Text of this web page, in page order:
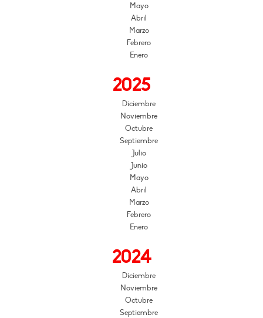
Mayo
Abril
Marzo
Febrero
Enero
2025
Diciembre
Noviembre
Octubre
Septiembre
Julio
Junio
Mayo
Abril
Marzo
Febrero
Enero
2024
Diciembre
Noviembre
Octubre
Septiembre